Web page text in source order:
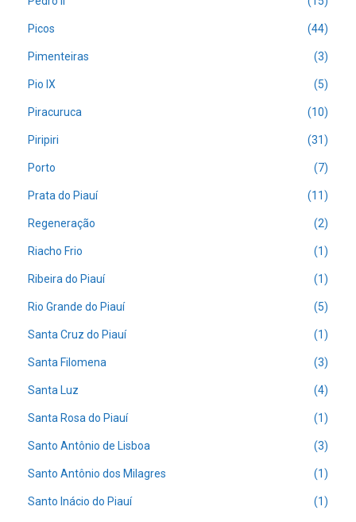
Picos (44)
Pimenteiras (3)
Pio IX (5)
Piracuruca (10)
Piripiri (31)
Porto (7)
Prata do Piauí (11)
Regeneração (2)
Riacho Frio (1)
Ribeira do Piauí (1)
Rio Grande do Piauí (5)
Santa Cruz do Piauí (1)
Santa Filomena (3)
Santa Luz (4)
Santa Rosa do Piauí (1)
Santo Antônio de Lisboa (3)
Santo Antônio dos Milagres (1)
Santo Inácio do Piauí (1)